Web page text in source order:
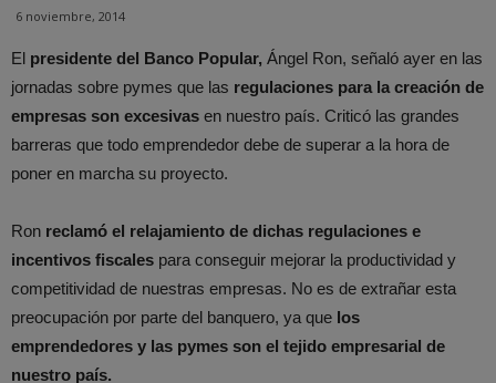
6 noviembre, 2014
El presidente del Banco Popular, Ángel Ron, señaló ayer en las
jornadas sobre pymes que las regulaciones para la creación de
empresas son excesivas en nuestro país. Criticó las grandes
barreras que todo emprendedor debe de superar a la hora de
poner en marcha su proyecto.
Ron reclamó el relajamiento de dichas regulaciones e
incentivos fiscales para conseguir mejorar la productividad y
competitividad de nuestras empresas. No es de extrañar esta
preocupación por parte del banquero, ya que los
emprendedores y las pymes son el tejido empresarial de
nuestro país.